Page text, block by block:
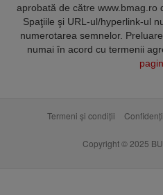
aprobată de către www.bmag.ro
Spaţiile şi URL-ul/hyperlink-ul
numerotarea semnelor.
numai în acord cu termenii
Termeni și condiții
Copyright © 2025